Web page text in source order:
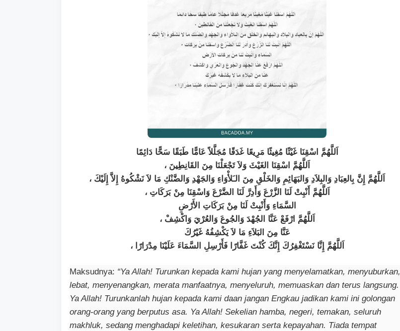
اَللَّهُمَّ اسْقِنَا غَيْثًا مُغِيثًا مَرِيعًا غَدَقًا مُجَلَّلاً عَامًّا طَبَقًا سَحًّا دَائِمًا
، اَللَّهُمَّ اسْقِنَا الغَيْثَ وَلاَ تَجْعَلْنَا مِنَ القَانِطِينَ
، اَللَّهُمَّ إِنَّ بِالعِبَادِ وَالبِلاَدِ وَالبَهَائِمِ وَالخَلْقِ مِنَ الـَلأْوَاءِ وَالجَهْدِ وَالضَّنْكِ مَا لاَ نَشْكُوهُ إِلاَّ إِلَيْكَ
، اَللَّهُمَّ أَنْبِتْ لَنَا الزَّرْعَ وَأَدِرَّ لَنَا الضَّرْعَ وَاسْقِنَا مِنْ بَرَكَاتِ
السَّمَاءِ وَأَنْبِتْ لَنَا مِنْ بَرَكَاتِ الأَرْضِ
، اَللَّهُمَّ ارْفَعْ عَنَّا الجُهْدَ وَالجُوعَ وَالعُرْيَ وَاكْشِفْ
عَنَّا مِنَ البَلاَءِ مَا لاَ يَكْشِفُهُ غَيْرُكَ
، اَللَّهُمَّ إِنَّا نَسْتَغْفِرُكَ إِنَّكَ كُنْتَ غَفَّارًا فَأَرْسِلِ السَّمَاءَ عَلَيْنَا مِدْرَارًا
Maksudnya: “Ya Allah! Turunkan kepada kami hujan yang menyelamatkan, menyuburkan,
lebat, menyenangkan, merata manfaatnya, menyeluruh, memuaskan dan terus langsung.
Ya Allah! Turunkanlah hujan kepada kami daan jangan Engkau jadikan kami ini golongan
orang-orang yang berputus asa. Ya Allah! Sekelian hamba, negeri, temakan, seluruh
makhluk, sedang menghadapi keletihan, kesukaran serta kepayahan. Tiada tempat